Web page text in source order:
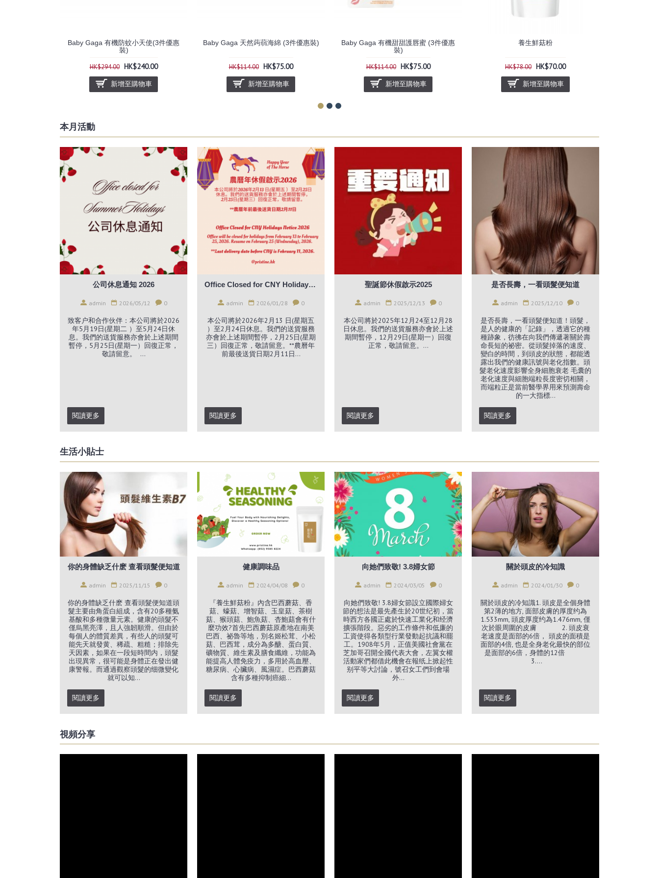
Baby Gaga 有機防蚊小天使(3件優惠
裝)
HK$294.00 HK$240.00
新增至購物車
Baby Gaga 天然蒟蒻海綿 (3件優惠裝)
HK$114.00 HK$75.00
新增至購物車
Baby Gaga 有機甜甜護唇蜜 (3件優惠
裝)
HK$114.00 HK$75.00
新增至購物車
養生鮮菇粉
HK$78.00 HK$70.00
新增至購物車
本月活動
公司休息通知 2026
admin 2026/05/12 0
致客户和合作伙伴：本公司將於2026
年5月19日(星期二 ）至5月24日休
息。我們的送貨服務亦會於上述期間
暫停，5月25日(星期一）回復正常，
敬請留意。 ...
閱讀更多
Office Closed for CNY Holidays Notice 2026
admin 2026/01/28 0
本公司將於2026年2月13 日(星期五
）至2月24日休息。我們的送貨服務
亦會於上述期間暫停，2月25日(星期
三）回復正常，敬請留意。**農曆年
前最後送貨日期2月11日...
閱讀更多
聖誕節休假啟示2025
admin 2025/12/13 0
本公司將於2025年12月24至12月28
日休息。我們的送貨服務亦會於上述
期間暫停，12月29日(星期一）回復
正常，敬請留意。...
閱讀更多
是否長壽，一看頭髮便知道
admin 2025/12/10 0
是否長壽，一看頭髮便知道！頭髮，
是人的健康的「記錄」，透過它的種
種跡象，彷彿在向我們傳遞著關於壽
命長短的祕密。從頭髮掉落的速度、
變白的時間，到頭皮的狀態，都能透
露出我們的健康訊號與老化指數。頭
髮老化速度影響全身細胞衰老 毛囊的
老化速度與細胞端粒長度密切相關，
而端粒正是當前醫學界用來預測壽命
的一大指標...
閱讀更多
生活小貼士
你的身體缺乏什麽 查看頭髮便知道
admin 2025/11/15 0
你的身體缺乏什麽 查看頭髮便知道頭
髮主要由角蛋白組成，含有20多種氨
基酸和多種微量元素。健康的頭髮不
僅烏黑亮澤，且人強韌順滑。但由於
每個人的體質差異，有些人的頭髮可
能先天就發黄、稀疏、粗糙；排除先
天因素，如果在一段短時間内，頭髮
出現異常，很可能是身體正在發出健
康警報。而通過觀察頭髮的细微變化
就可以知...
閱讀更多
健康調味品
admin 2024/04/08 0
『養生鮮菇粉』內含巴西蘑菇、香
菇、蠔菇、增智菇、玉皇菇、茶樹
菇、猴頭菇、鮑魚菇、杏鮑菇會有什
麼功效?首先巴西蘑菇原產地在南美
巴西、祕魯等地，別名姬松茸、小松
菇、巴西茸，成分為多醣、蛋白質、
礦物質、維生素及膳食纖維，功能為
能提高人體免疫力，多用於高血壓、
糖尿病、心臟病、風濕症。巴西蘑菇
含有多種抑制癌細...
閱讀更多
向她們致敬! 3.8婦女節
admin 2024/03/05 0
向她們致敬! 3.8婦女節設立國際婦女
節的想法是最先產生於20世纪初，當
時西方各國正處於快速工業化和经濟
擴張階段。惡劣的工作條件和低廉的
工資使得各類型行業發動起抗議和罷
工。1908年5月，正值美國社會黨在
芝加哥召開全國代表大會，左翼女權
活動家們都借此機會在報纸上掀起性
别平等大討論，號召女工們到會場
外...
閱讀更多
關於頭皮的冷知識
admin 2024/01/30 0
關於頭皮的冷知識1. 頭皮是全個身體
第2薄的地方, 面部皮膚的厚度约為
1.533mm, 頭皮厚度约為1.476mm, 僅
次於眼周圍的皮膚 2. 頭皮衰
老速度是面部的6倍， 頭皮的面積是
面部的4倍, 也是全身老化最快的部位
是面部的6倍，身體的12倍
3....
閱讀更多
視頻分享